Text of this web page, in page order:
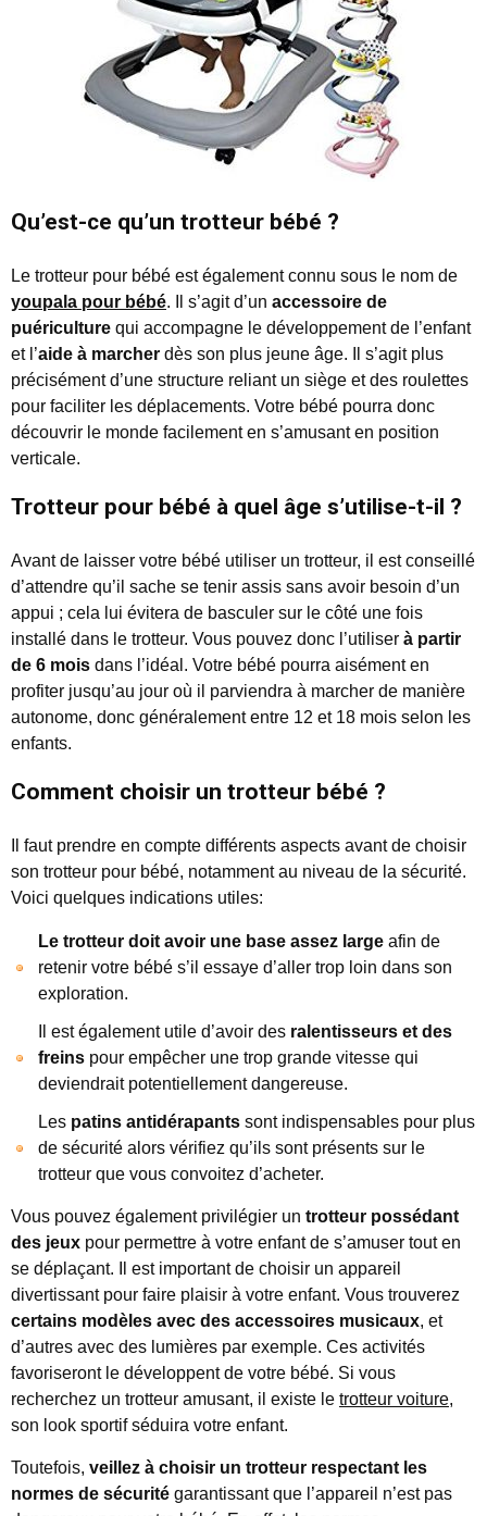
Qu’est-ce qu’un trotteur bébé ?
Le trotteur pour bébé est également connu sous le nom de
youpala pour bébé. Il s’agit d’un accessoire de
puériculture qui accompagne le développement de l’enfant
et l’aide à marcher dès son plus jeune âge. Il s’agit plus
précisément d’une structure reliant un siège et des roulettes
pour faciliter les déplacements. Votre bébé pourra donc
découvrir le monde facilement en s’amusant en position
verticale.
Trotteur pour bébé à quel âge s’utilise-t-il ?
Avant de laisser votre bébé utiliser un trotteur, il est conseillé
d’attendre qu’il sache se tenir assis sans avoir besoin d’un
appui ; cela lui évitera de basculer sur le côté une fois
installé dans le trotteur. Vous pouvez donc l’utiliser à partir
de 6 mois dans l’idéal. Votre bébé pourra aisément en
profiter jusqu’au jour où il parviendra à marcher de manière
autonome, donc généralement entre 12 et 18 mois selon les
enfants.
Comment choisir un trotteur bébé ?
Il faut prendre en compte différents aspects avant de choisir
son trotteur pour bébé, notamment au niveau de la sécurité.
Voici quelques indications utiles:
Le trotteur doit avoir une base assez large afin de
retenir votre bébé s’il essaye d’aller trop loin dans son
exploration.
Il est également utile d’avoir des ralentisseurs et des
freins pour empêcher une trop grande vitesse qui
deviendrait potentiellement dangereuse.
Les patins antidérapants sont indispensables pour plus
de sécurité alors vérifiez qu’ils sont présents sur le
trotteur que vous convoitez d’acheter.
Vous pouvez également privilégier un trotteur possédant
des jeux pour permettre à votre enfant de s’amuser tout en
se déplaçant. Il est important de choisir un appareil
divertissant pour faire plaisir à votre enfant. Vous trouverez
certains modèles avec des accessoires musicaux, et
d’autres avec des lumières par exemple. Ces activités
favoriseront le développent de votre bébé. Si vous
recherchez un trotteur amusant, il existe le trotteur voiture,
son look sportif séduira votre enfant.
Toutefois, veillez à choisir un trotteur respectant les
normes de sécurité garantissant que l’appareil n’est pas